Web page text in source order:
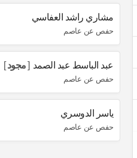
مشاري راشد العفاسي
حفص عن عاصم
عبد الباسط عبد الصمد مجود
حفص عن عاصم
ياسر الدوسري
حفص عن عاصم